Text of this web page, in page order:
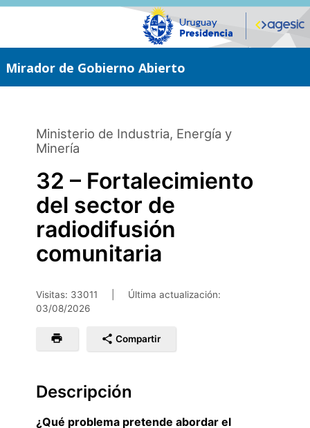
Saltar
Mirador de Gobierno Abierto
Ministerio de Industria, Energía y
Minería
32 – Fortalecimiento
del sector de
radiodifusión
comunitaria
Visitas: 33011
Última actualización:
03/08/2026
Compartir
Descripción
¿Qué problema pretende abordar el